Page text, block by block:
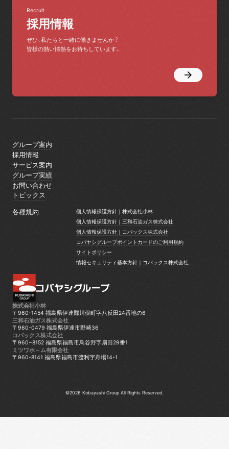
採用情報
Recruit
ぜひ、私たちと一緒に働きませんか？
皆様の熱い情熱をお待ちしています。
株式会社小林
〒960-1454 福島県伊達郡川俣町字八反田24番地の6
三和石油ガス株式会社
〒960-0479 福島県伊達市野崎36
コバックス株式会社
〒960−8152 福島県福島市鳥谷野字扇田29番1
ミツワホ－ム有限会社
〒960-8141 福島県福島市渡利字舟場14-1
グループ案内
グループ案内
採用情報
採用情報
サービス案内
サービス案内
グループ実績
グループ実績
お問い合わせ
お問い合わせ
トピックス
各種規約
個人情報保護方針｜株式会社小林
個人情報保護方針｜株式会社小林
個人情報保護方針｜三和石油ガス株式会社
個人情報保護方針｜三和石油ガス株式会社
個人情報保護方針｜コバックス株式会社
個人情報保護方針｜コバックス株式会社
コバヤシグループポイントカードのご利用規約
コバヤシグループポイントカードのご利用規約
サイトポリシー
サイトポリシー
情報セキュリティ基本方針｜コバックス株式会社
©2026 Kobayashi Group All Rights Reserved.